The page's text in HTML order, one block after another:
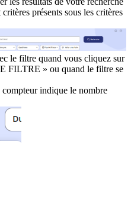
présents sous les critères
le filtre quand vous cliquez sur
FILTRE » ou quand le filtre se
indique le nombre